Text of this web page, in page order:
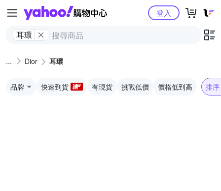
Yahoo購物中心
耳環
登入
Dior 耳環
品牌 快速到貨 有現貨 挑戰低價 價格低到高 排序